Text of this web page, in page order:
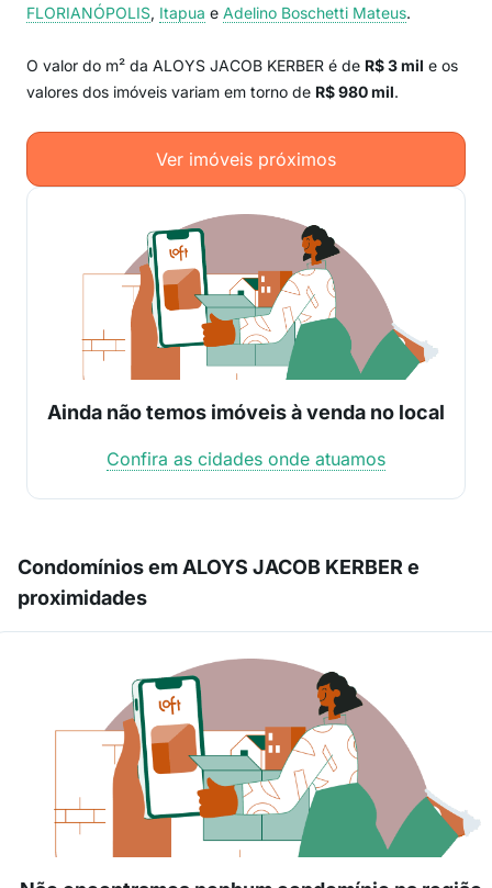
FLORIANÓPOLIS, Itapua e Adelino Boschetti Mateus.
O valor do m² da ALOYS JACOB KERBER é de R$ 3 mil e os
valores dos imóveis variam em torno de R$ 980 mil.
Ver imóveis próximos
Ainda não temos imóveis à venda no local
Confira as cidades onde atuamos
Condomínios em ALOYS JACOB KERBER e
proximidades